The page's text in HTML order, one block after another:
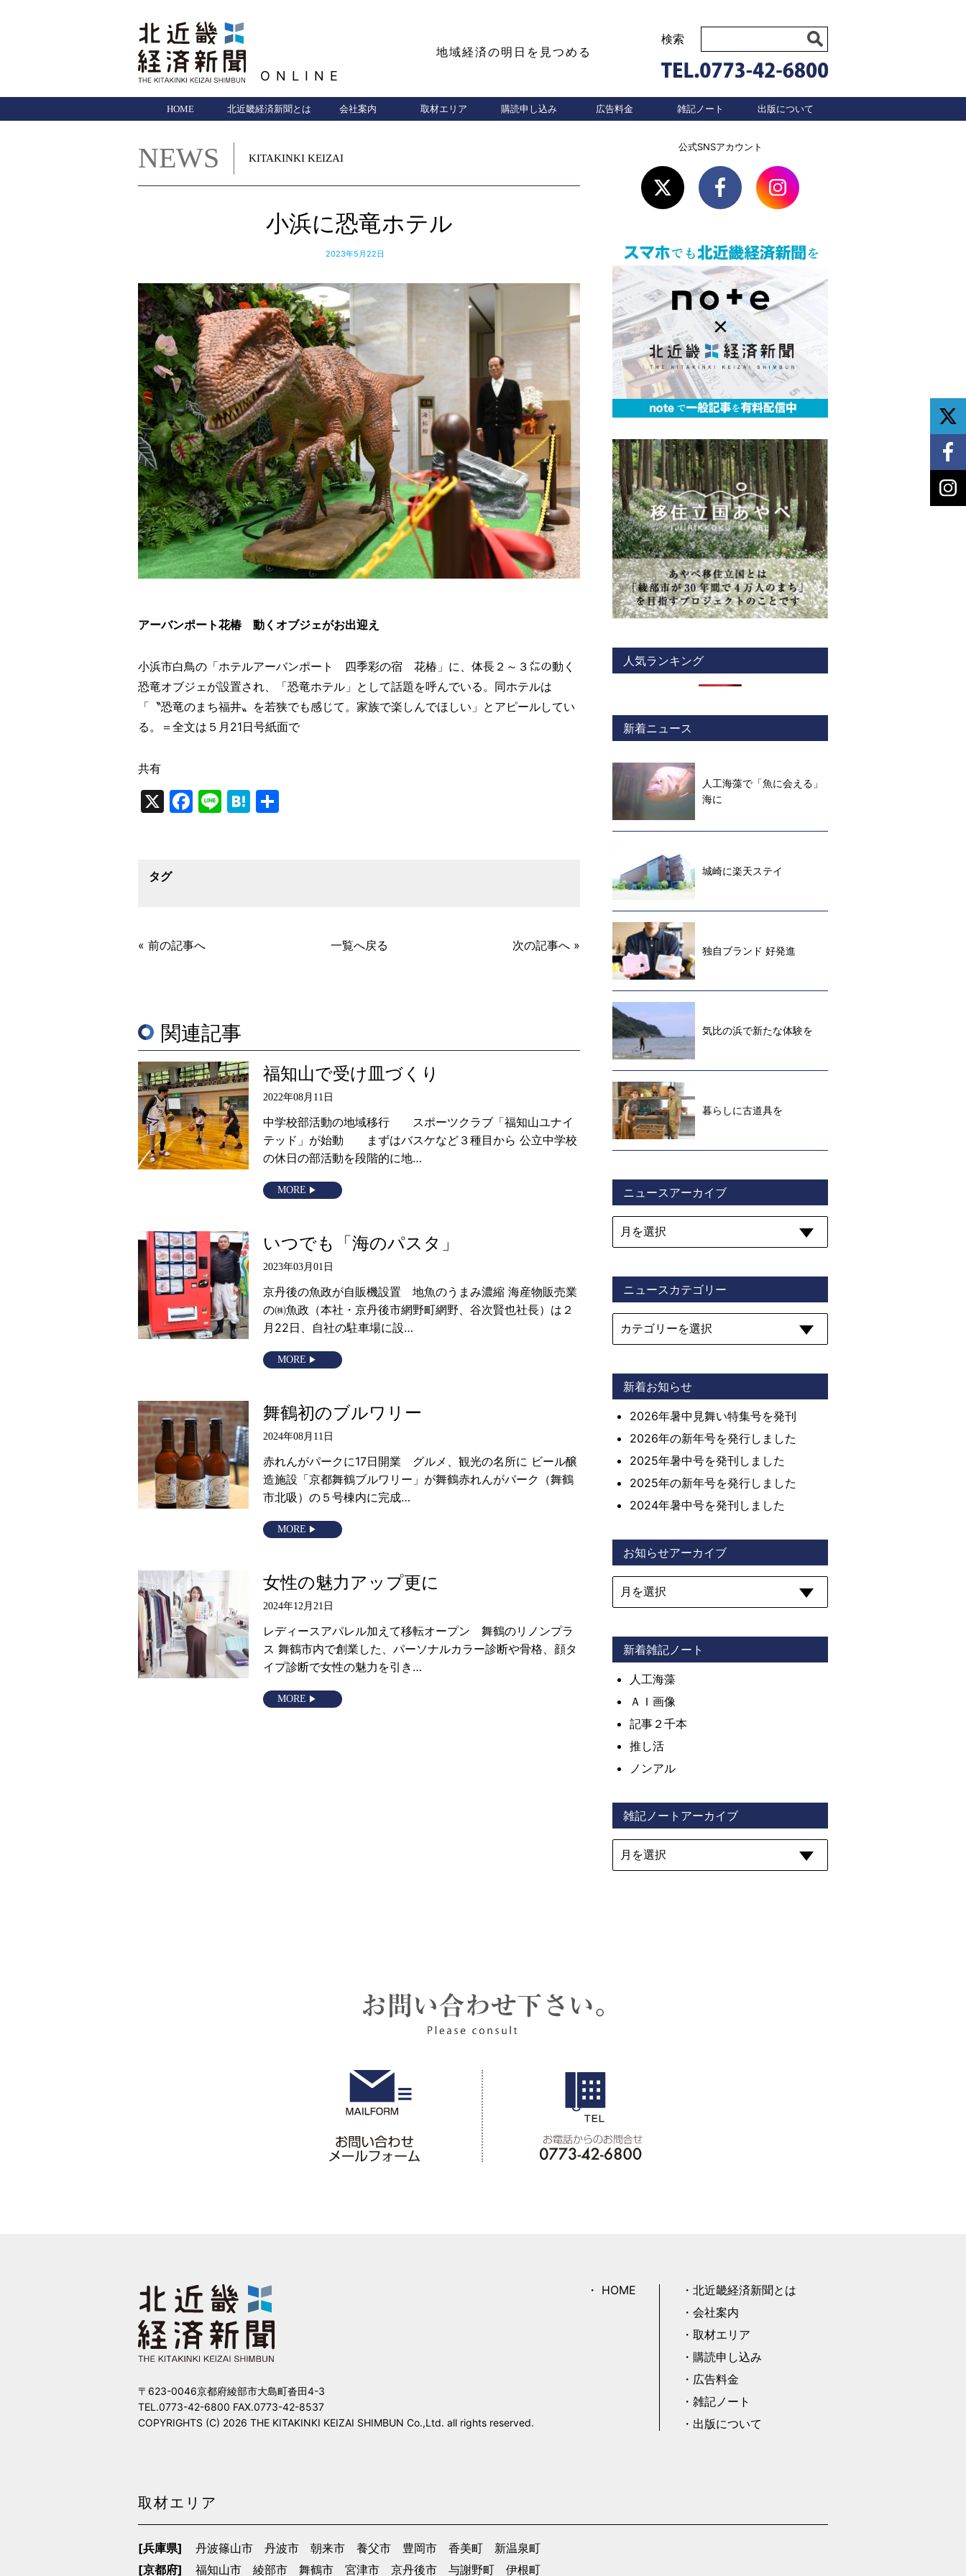
ONLINE
地域経済の明日を見つめる
検索
HOME 北近畿経済新聞とは 会社案内 取材エリア 購読申し込み 広告料金 雑記ノート 出版について
NEWS KITAKINKI KEIZAI
小浜に恐竜ホテル
2023年5月22日
アーバンポート花椿 動くオブジェがお出迎え
小浜市白鳥の「ホテルアーバンポート 四季彩の宿 花椿」に、体長２～３㍍の動く
恐竜オブジェが設置され、「恐竜ホテル」として話題を呼んでいる。同ホテルは
「〝恐竜のまち福井〟を若狭でも感じて。家族で楽しんでほしい」とアピールしてい
る。＝全文は５月21日号紙面で
共有
X Facebook
LineHatena
タグ
« 前の記事へ 一覧へ戻る 次の記事へ »
関連記事
福知山で受け皿づくり
2022年08月11日
中学校部活動の地域移行 スポーツクラブ「福知山ユナイ
テッド」が始動 まずはバスケなど３種目から 公立中学校
の休日の部活動を段階的に地…
MORE
いつでも「海のパスタ」
2023年03月01日
京丹後の魚政が自販機設置 地魚のうまみ濃縮 海産物販売業
の㈱魚政（本社・京丹後市網野町網野、谷次賢也社長）は２
月22日、自社の駐車場に設…
MORE
舞鶴初のブルワリー
2024年08月11日
赤れんがパークに17日開業 グルメ、観光の名所に ビール醸
造施設「京都舞鶴ブルワリー」が舞鶴赤れんがパーク（舞鶴
市北吸）の５号棟内に完成…
MORE
女性の魅力アップ更に
2024年12月21日
レディースアパレル加えて移転オープン 舞鶴のリノンプラ
ス 舞鶴市内で創業した、パーソナルカラー診断や骨格、顔タ
イプ診断で女性の魅力を引き…
MORE
公式SNSアカウント
人気ランキング
新着ニュース
人工海藻で「魚に会える」
海に
城崎に楽天ステイ
独自ブランド 好発進
気比の浜で新たな体験を
暮らしに古道具を
ニュースアーカイブ
ニュースカテゴリー
新着お知らせ
2026年暑中見舞い特集号を発刊
2026年の新年号を発行しました
2025年暑中号を発刊しました
2025年の新年号を発行しました
2024年暑中号を発刊しました
お知らせアーカイブ
新着雑記ノート
人工海藻
ＡＩ画像
記事２千本
推し活
ノンアル
雑記ノートアーカイブ
〒623-0046京都府綾部市大島町沓田4-3
TEL.0773-42-6800 FAX.0773-42-8537
COPYRIGHTS (C) 2026 THE KITAKINKI KEIZAI SHIMBUN Co.,Ltd. all rights reserved.
HOME
北近畿経済新聞とは
会社案内
取材エリア
購読申し込み
広告料金
雑記ノート
出版について
取材エリア
[兵庫県] 丹波篠山市 丹波市 朝来市 養父市 豊岡市 香美町
新温泉町
[京都府]
福知山市 綾部市 舞鶴市 宮津市 京丹後市 与謝野町 伊根町